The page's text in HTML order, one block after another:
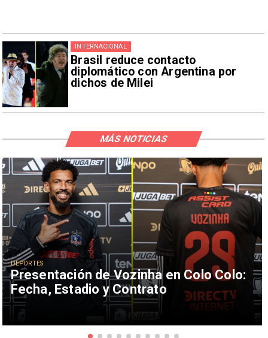
Brasil reduce contacto
diplomático con Argentina por
dichos de Milei
INTERNACIONAL
Presentación de Vozinha en Colo Colo:
Fecha, Estadio y Contrato
DEPORTES
MÁS NOTICIAS